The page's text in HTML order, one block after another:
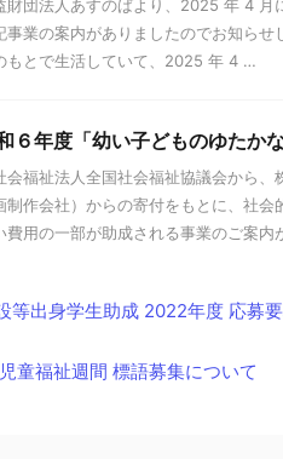
財団法人あすのばより、2025 年 4 月
事業の案内がありましたのでお知ら
もとで生活していて、2025 年 4 …
６年度「幼い子どものゆたか
福祉法人全国社会福祉協議会から、
制作会社）からの寄付をもとに、社
費用の一部が助成される事業のご案内
等出身学生助成 2022年度 応募
童福祉週間 標語募集について